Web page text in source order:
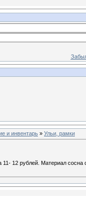
и инвентарь » Ульи, рамки
12 рублей. Материал